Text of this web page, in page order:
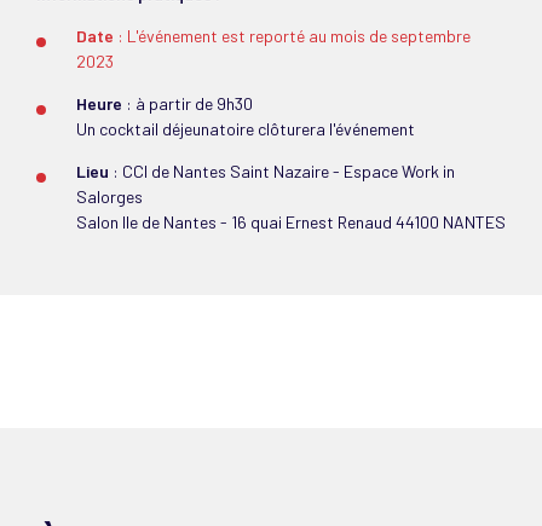
Date : L'événement est reporté au mois de septembre
2023
Heure : à partir de 9h30
Un cocktail déjeunatoire clôturera l'événement
Lieu : CCI de Nantes Saint Nazaire - Espace Work in
Salorges
Salon Ile de Nantes - 16 quai Ernest Renaud 44100 NANTES